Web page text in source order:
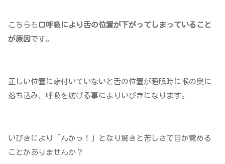
こちらも 口呼吸により舌の位置が下がってしまっていること
が原因 です。
正しい位置に癖付いていないと舌の位置が睡眠時に喉の奥に
落ち込み、呼吸を妨げる事によりいびきになります。
いびきにより「んがっ！」となり驚きと苦しさで目が覚める
ことがありませんか？